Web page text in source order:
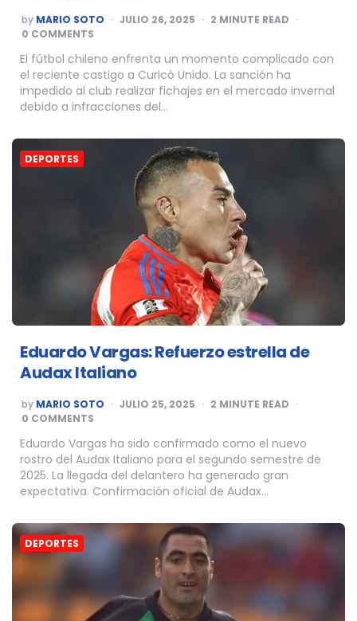
POSTED
BY
by MARIO SOTO JULIO 26, 2025 2 MINUTE READ
0 COMMENTS
El fútbol chileno enfrenta un momento complicado con
el reciente castigo a Curicó Unido. La sanción ha
impedido al club realizar fichajes en el mercado invernal
debido a infracciones del…
DEPORTES
Eduardo Vargas: Refuerzo estrella de
Audax Italiano
POSTED
BY
by MARIO SOTO JULIO 25, 2025 2 MINUTE READ
0 COMMENTS
Eduardo Vargas ha sido confirmado como el nuevo
rostro del Audax Italiano para el segundo semestre de
2025. La llegada del delantero ha generado gran
expectativa. Confirmación oficial de Audax…
DEPORTES